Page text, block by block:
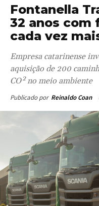
Fontanella
32 anos com
cada vez
Empresa catarinense
aquisição de 200
CO² no meio ambiente
Publicado por Reinaldo Coan